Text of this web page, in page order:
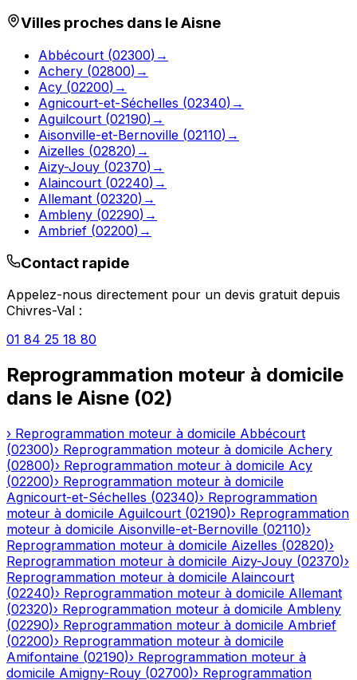
Villes proches dans leAisne
Abbécourt (02300) →
Achery (02800) →
Acy (02200) →
Agnicourt-et-Séchelles (02340) →
Aguilcourt (02190) →
Aisonville-et-Bernoville (02110) →
Aizelles (02820) →
Aizy-Jouy (02370) →
Alaincourt (02240) →
Allemant (02320) →
Ambleny (02290) →
Ambrief (02200) →
Contact rapide
Appelez-nous directement pour un devis gratuit depuis
Chivres-Val :
01 84 25 18 80
Reprogrammation moteur à domicile
dans le Aisne (02)
› Reprogrammation moteur à domicile Abbécourt
(02300)› Reprogrammation moteur à domicile Achery
(02800)› Reprogrammation moteur à domicile Acy
(02200)› Reprogrammation moteur à domicile
Agnicourt-et-Séchelles (02340)› Reprogrammation
moteur à domicile Aguilcourt (02190)› Reprogrammation
moteur à domicile Aisonville-et-Bernoville (02110)›
Reprogrammation moteur à domicile Aizelles (02820)›
Reprogrammation moteur à domicile Aizy-Jouy (02370)›
Reprogrammation moteur à domicile Alaincourt
(02240)› Reprogrammation moteur à domicile Allemant
(02320)› Reprogrammation moteur à domicile Ambleny
(02290)› Reprogrammation moteur à domicile Ambrief
(02200)› Reprogrammation moteur à domicile
Amifontaine (02190)› Reprogrammation moteur à
domicile Amigny-Rouy (02700)› Reprogrammation